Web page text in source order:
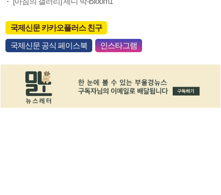
국제신문 카카오플러스 친구
국제신문 공식 페이스북 인스타그램